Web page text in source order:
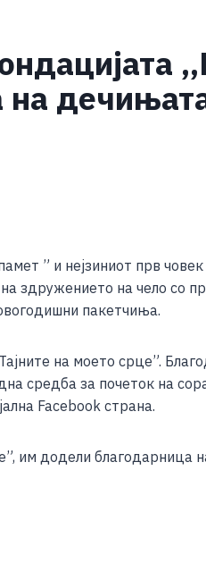
” и нејзиниот прв
здружението на чело со
пакетчиња.
на моето срце”.
средба за почеток на
Facebook страна.
им додели благодарница